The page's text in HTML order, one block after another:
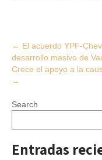
Post
navigation
← El acuerdo YPF-
desarrollo masivo de
Crece el apoyo a la
→
Search
Entradas